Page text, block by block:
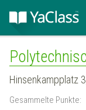
Hinsenkampplatz
Gesammelte Punkte: